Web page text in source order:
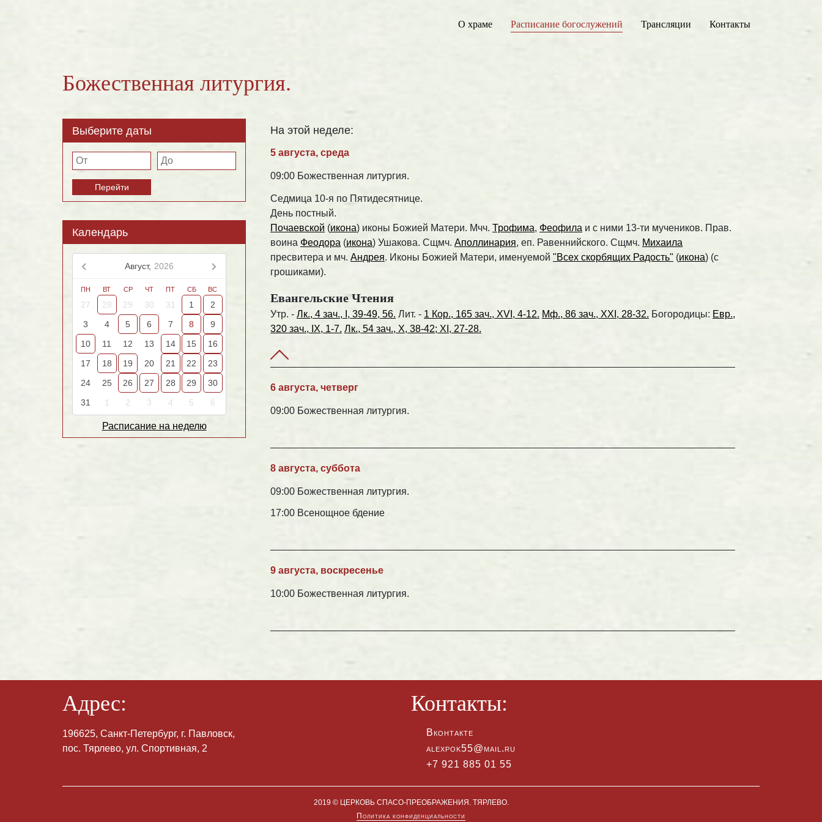
О храме Расписание богослужений Трансляции Контакты
Божественная литургия.
Выберите даты
Перейти
Календарь
Август, 2026
ПН ВТ СР ЧТ ПТ СБ ВС
27 28 29 30 31 1
2
3
4 5 6 7 8
9
10
11 12 13 14 15
16
17
18 19 20 21 22
23
24
25 26 27 28 29
30
31
1 2 3 4 5 6
Расписание на неделю
На этой неделе:
5 августа, среда
09:00 Божественная литургия.
Седмица 10-я по Пятидесятнице.
День постный.
Почаевской (икона) иконы Божией Матери. Мчч. Трофима, Феофила и с ними 13-ти мучеников. Прав.
воина Феодора (икона) Ушакова. Сщмч. Аполлинария, еп. Равеннийского. Сщмч. Михаила
пресвитера и мч. Андрея. Иконы Божией Матери, именуемой "Всех скорбящих Радость" (икона) (с
грошиками).
Евангельские Чтения
Утр. - Лк., 4 зач., I, 39-49, 56. Лит. - 1 Кор., 165 зач., XVI, 4-12. Мф., 86 зач., XXI, 28-32. Богородицы: Евр.,
320 зач., IX, 1-7. Лк., 54 зач., X, 38-42; XI, 27-28.
6 августа, четверг
09:00 Божественная литургия.
8 августа, суббота
09:00 Божественная литургия.
17:00 Всенощное бдение
9 августа, воскресенье
10:00 Божественная литургия.
Адрес:
196625, Санкт-Петербург, г. Павловск,
пос. Тярлево, ул. Спортивная, 2
Контакты:
Вконтакте
alexpok55@mail.ru
+7 921 885 01 55
2019 © ЦЕРКОВЬ СПАСО-ПРЕОБРАЖЕНИЯ. ТЯРЛЕВО.
Политика конфиденциальности